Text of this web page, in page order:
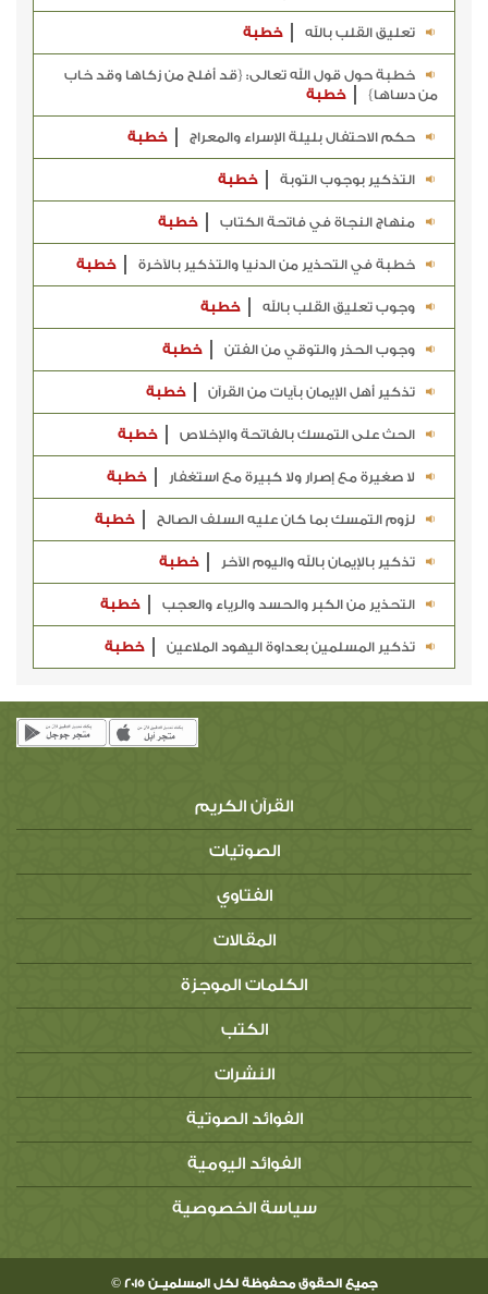
تعليق القلب بالله خطبة
خطبة حول قول الله تعالى: {قد أفلح من زكاها وقد خاب
من دساها}
خطبة
حكم الاحتفال بليلة الإسراء والمعراج خطبة
التذكير بوجوب التوبة خطبة
منهاج النجاة في فاتحة الكتاب خطبة
خطبة في التحذير من الدنيا والتذكير بالآخرة خطبة
وجوب تعليق القلب بالله خطبة
وجوب الحذر والتوقي من الفتن خطبة
تذكير أهل الإيمان بآيات من القرآن خطبة
الحث على التمسك بالفاتحة والإخلاص خطبة
لا صغيرة مع إصرار ولا كبيرة مع استغفار خطبة
لزوم التمسك بما كان عليه السلف الصالح خطبة
تذكير بالإيمان بالله واليوم الآخر خطبة
التحذير من الكبر والحسد والرياء والعجب خطبة
تذكير المسلمين بعداوة اليهود الملاعين خطبة
القرآن الكريم
الصوتيات
الفتاوي
المقالات
الكلمات الموجزة
الكتب
النشرات
الفوائد الصوتية
الفوائد اليومية
سياسة الخصوصية
جميع الحقوق محفوظة لكل المسلميــن 2015 ©